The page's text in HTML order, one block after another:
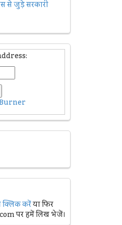
से जुड़े सरकारी
क्लिक करेंया फिर
पर हमें लिख भेजें।